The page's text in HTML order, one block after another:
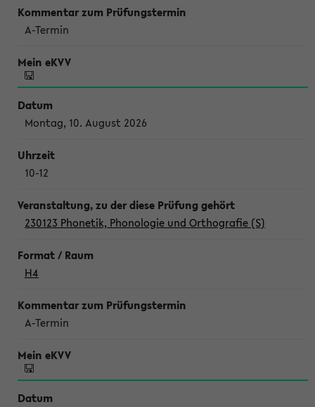
A-Termin
Montag, 10. August 2026
10-12
230123 Phonetik, Phonologie und Orthografie (S)
H4
A-Termin